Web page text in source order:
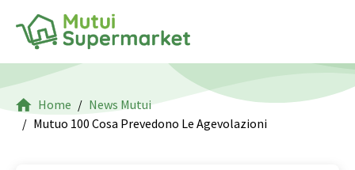
Home
News Mutui
Mutuo 100 Cosa Prevedono Le Agevolazioni